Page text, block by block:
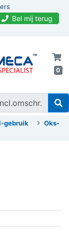
Bel mij terug
0
gebruik
Oks-